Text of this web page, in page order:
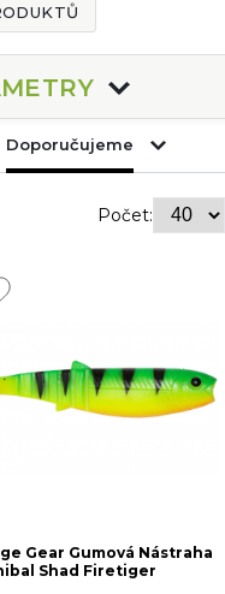
Doporučujeme
Počet:
Gear Gumová Nástraha
Shad Firetiger